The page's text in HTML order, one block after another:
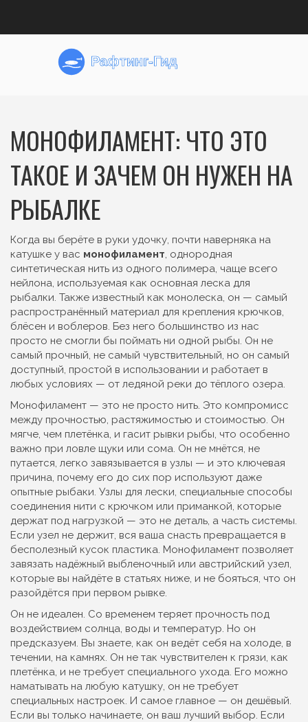
МОНОФИЛАМЕНТ: ЧТО ЭТО
ТАКОЕ И ЗАЧЕМ ОН НУЖЕН НА
РЫБАЛКЕ
Когда вы берёте в руки удочку, почти наверняка на
катушке у вас монофиламент, однородная
синтетическая нить из одного полимера, чаще всего
нейлона, используемая как основная леска для
рыбалки. Также известный как монолеска, он — самый
распространённый материал для крепления крючков,
блёсен и воблеров. Без него большинство из нас
просто не смогли бы поймать ни одной рыбы. Он не
самый прочный, не самый чувствительный, но он самый
доступный, простой в использовании и работает в
любых условиях — от ледяной реки до тёплого озера.
Монофиламент — это не просто нить. Это компромисс
между прочностью, растяжимостью и стоимостью. Он
мягче, чем плетёнка, и гасит рывки рыбы, что особенно
важно при ловле щуки или сома. Он не мнётся, не
путается, легко завязывается в узлы — и это ключевая
причина, почему его до сих пор используют даже
опытные рыбаки. Узлы для лески, специальные способы
соединения нити с крючком или приманкой, которые
держат под нагрузкой — это не деталь, а часть системы.
Если узел не держит, вся ваша снасть превращается в
бесполезный кусок пластика. Монофиламент позволяет
завязать надёжный выбленочный или австрийский узел,
которые вы найдёте в статьях ниже, и не бояться, что он
разойдётся при первом рывке.
Он не идеален. Со временем теряет прочность под
воздействием солнца, воды и температур. Но он
предсказуем. Вы знаете, как он ведёт себя на холоде, в
течении, на камнях. Он не так чувствителен к грязи, как
плетёнка, и не требует специального ухода. Его можно
наматывать на любую катушку, он не требует
специальных настроек. И самое главное — он дешёвый.
Если вы только начинаете, он ваш лучший выбор. Если